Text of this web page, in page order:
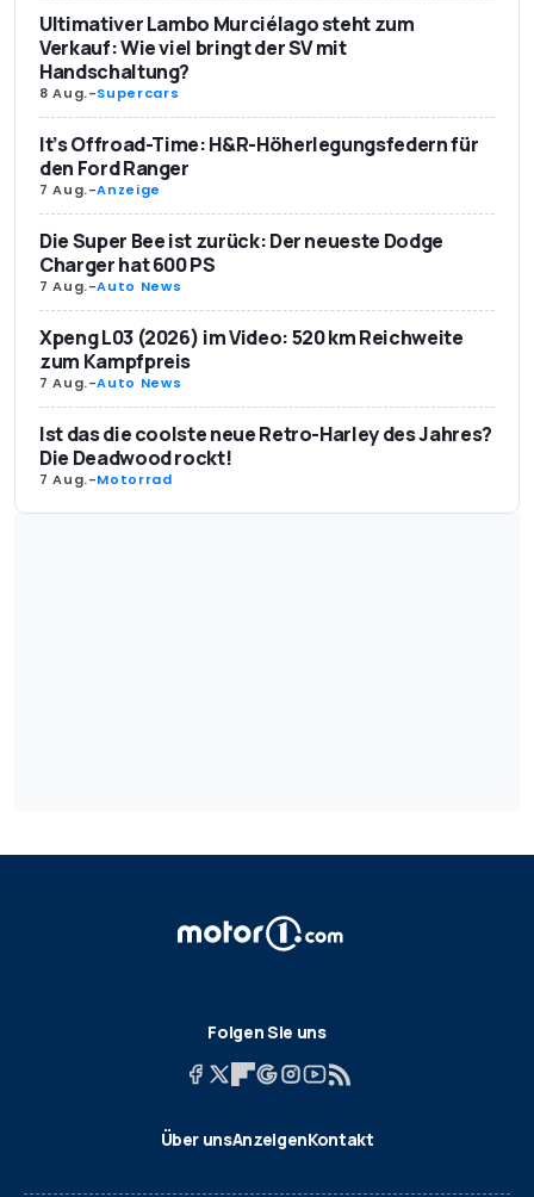
Ultimativer Lambo Murciélago steht zum
Verkauf: Wie viel bringt der SV mit
Handschaltung?
8 Aug.-Supercars
It’s Offroad-Time: H&R-Höherlegungsfedern für
den Ford Ranger
7 Aug.-Anzeige
Die Super Bee ist zurück: Der neueste Dodge
Charger hat 600 PS
7 Aug.-Auto News
Xpeng L03 (2026) im Video: 520 km Reichweite
zum Kampfpreis
7 Aug.-Auto News
Ist das die coolste neue Retro-Harley des Jahres?
Die Deadwood rockt!
7 Aug.-Motorrad
Folgen Sie uns
Über unsAnzeigenKontakt